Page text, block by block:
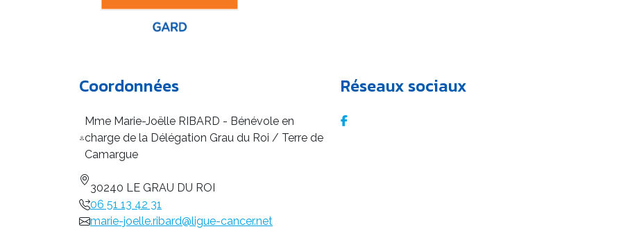
Coordonnées
Mme Marie-Joëlle RIBARD - Bénévole en
charge de la Délégation Grau du Roi / Terre de
Camargue
30240 LE GRAU DU ROI
06 51 13 42 31
marie-joelle.ribard@ligue-cancer.net
Réseaux sociaux